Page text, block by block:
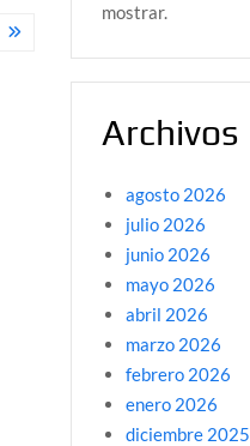
mostrar.
Archivos
agosto 2026
julio 2026
junio 2026
mayo 2026
abril 2026
marzo 2026
febrero 2026
enero 2026
diciembre 2025